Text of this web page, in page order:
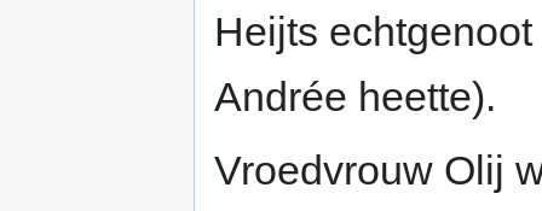
Heijts echtgenoot
Andrée heette).
Vroedvrouw Olij